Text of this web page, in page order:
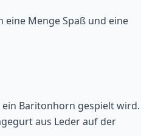
eine Menge Spaß und eine
ein Baritonhorn gespielt wird.
aus Leder auf der